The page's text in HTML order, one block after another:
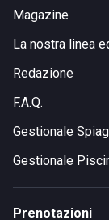
Magazine
La nostra linea
Redazione
F.A.Q.
Gestionale
Gestionale
Prenotazioni